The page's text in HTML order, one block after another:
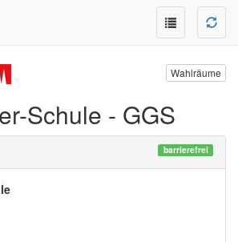
Wahlräume
Schule - GGS
barrierefrei